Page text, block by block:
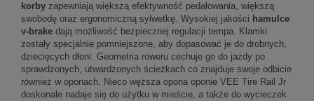
korby zapewniają większą efektywność pedałowania, większą
swobodę oraz ergonomiczną sylwetkę. Wysokiej jakości hamulce
v-brake dają możliwość bezpiecznej regulacji tempa. Klamki
zostały specjalnie pomniejszone, aby dopasować je do drobnych,
dziecięcych dłoni. Geometria roweru cechuje go do jazdy po
sprawdzonych, utwardzonych ścieżkach co znajduje swoje odbicie
również w oponach. Nieco węższa opona oponie VEE Tire Rail Jr
doskonale nadaje się do użytku w mieście, a także do wycieczek